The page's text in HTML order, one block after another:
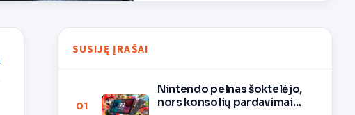
SUSIJĘ ĮRAŠAI
01
Nintendo pelnas šoktelėjo,
nors konsolių pardavimai